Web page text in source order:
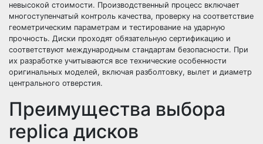
невысокой стоимости. Производственный процесс включает
многоступенчатый контроль качества, проверку на соответствие
геометрическим параметрам и тестирование на ударную
прочность. Диски проходят обязательную сертификацию и
соответствуют международным стандартам безопасности. При
их разработке учитываются все технические особенности
оригинальных моделей, включая разболтовку, вылет и диаметр
центрального отверстия.
Преимущества выбора
replica дисков